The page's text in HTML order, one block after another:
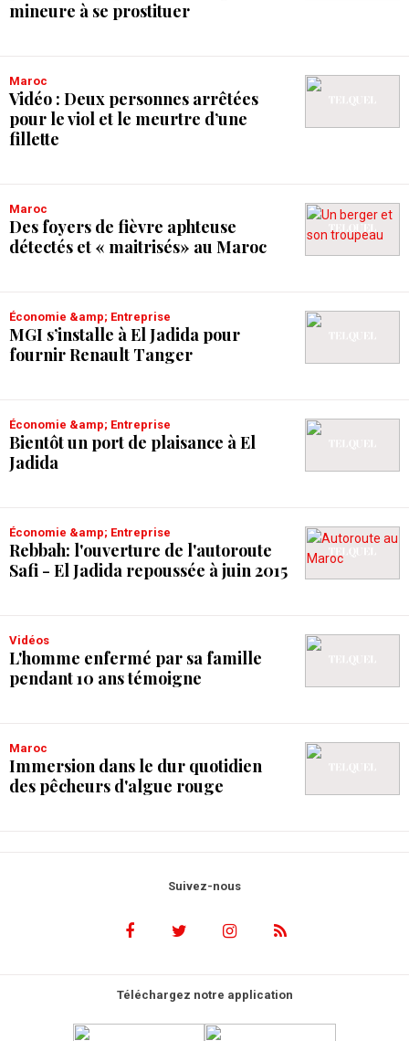
mineure à se prostituer
Maroc
Vidéo : Deux personnes arrêtées
pour le viol et le meurtre d’une
fillette
Maroc
Des foyers de fièvre aphteuse
détectés et « maitrisés» au Maroc
Économie &amp; Entreprise
MGI s’installe à El Jadida pour
fournir Renault Tanger
Économie &amp; Entreprise
Bientôt un port de plaisance à El
Jadida
Économie &amp; Entreprise
Rebbah: l'ouverture de l'autoroute
Safi - El Jadida repoussée à juin 2015
Vidéos
L'homme enfermé par sa famille
pendant 10 ans témoigne
Maroc
Immersion dans le dur quotidien
des pêcheurs d'algue rouge
Suivez-nous
Téléchargez notre application